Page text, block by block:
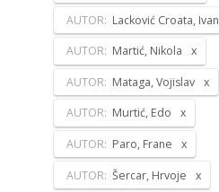
AUTOR: Lacković Croata, Ivan
AUTOR: Martić, Nikola
AUTOR: Mataga, Vojislav
AUTOR: Murtić, Edo
AUTOR: Paro, Frane
AUTOR: Šercar, Hrvoje